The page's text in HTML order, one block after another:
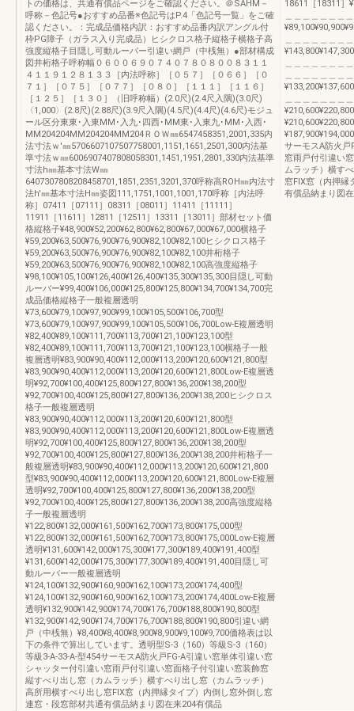
トの価格は、共通有償品ページをご確認ください。＠SAHM－
呼称－色記号●おすすめ品番※色記号はP.4「色記号一覧」をご確
認ください。：完成品価格内訳：おすすめ品番内訳アングル付
枠PG障子（ガラス入り完成品）ヒシクロス格子縦格子横格子高
強度縦格子目隠し可動ルーバー引違い網戸（中桟無）●部材構成
図井桁格子呼称幅０６００６９０７４０７８０８００８３１１
４１１９１２８１３３［内法呼称］［０５７］［０６６］［０
７１］［０７５］［０７７］［０８０］［１１１］［１１６］
［１２５］［１３０］（旧呼称幅）(2.0尺)(2.4尺入隅)(3.0尺)
〈1,000〉(2.8尺)(2.88尺)(3.9尺入隅)(4.5尺)(4.4尺)(4.6尺)モジュ
ール区分東東･入東MM･入九･四西･MM東･入東九･MM･入西･
MM204204MM204204MM204ＲＯＷ㎜6547458351,2001,335内
法寸法ｗ'㎜5706607107507758001,1151,1651,2501,300内法基
準寸法ｗ㎜6006907407808058301,1451,1951,2801,330内法基準
寸法h㎜基本寸法W㎜
6407307808208458701,1851,2351,3201,370呼称高ROH㎜内法寸
法h'㎜基本寸法H㎜姿図111,1751,1001,1001,170呼称［内法呼
称］07411［07111］08311［08011］11411［11111］
11911［11611］12811［12511］13311［13011］部材セット価
格縦格子¥48,900¥52,200¥62,800¥62,800¥67,000¥67,000横格子
¥59,200¥63,500¥76,900¥76,900¥82,100¥82,100ヒシクロス格子
¥59,200¥63,500¥76,900¥76,900¥82,100¥82,100井桁格子
¥59,200¥63,500¥76,900¥76,900¥82,100¥82,100高強度縦格子
¥98,100¥105,100¥126,400¥126,400¥135,300¥135,300目隠し可動
ルーバー¥99,400¥106,000¥125,800¥125,800¥134,700¥134,700完
成品価格縦格子一般複層透明
¥73,600¥79,100¥97,900¥99,100¥105,500¥106,700型
¥73,600¥79,100¥97,900¥99,100¥105,500¥106,700Low-E複層透明
¥82,400¥89,100¥111,700¥113,700¥121,100¥123,100型
¥82,400¥89,100¥111,700¥113,700¥121,100¥123,100横格子一般
複層透明¥83,900¥90,400¥112,000¥113,200¥120,600¥121,800型
¥83,900¥90,400¥112,000¥113,200¥120,600¥121,800Low-E複層透
明¥92,700¥100,400¥125,800¥127,800¥136,200¥138,200型
¥92,700¥100,400¥125,800¥127,800¥136,200¥138,200ヒシクロス
格子一般複層透明
¥83,900¥90,400¥112,000¥113,200¥120,600¥121,800型
¥83,900¥90,400¥112,000¥113,200¥120,600¥121,800Low-E複層透
明¥92,700¥100,400¥125,800¥127,800¥136,200¥138,200型
¥92,700¥100,400¥125,800¥127,800¥136,200¥138,200井桁格子一
般複層透明¥83,900¥90,400¥112,000¥113,200¥120,600¥121,800
型¥83,900¥90,400¥112,000¥113,200¥120,600¥121,800Low-E複層
透明¥92,700¥100,400¥125,800¥127,800¥136,200¥138,200型
¥92,700¥100,400¥125,800¥127,800¥136,200¥138,200高強度縦格
子一般複層透明
¥122,800¥132,000¥161,500¥162,700¥173,800¥175,000型
¥122,800¥132,000¥161,500¥162,700¥173,800¥175,000Low-E複層
透明¥131,600¥142,000¥175,300¥177,300¥189,400¥191,400型
¥131,600¥142,000¥175,300¥177,300¥189,400¥191,400目隠し可
動ルーバー一般複層透明
¥124,100¥132,900¥160,900¥162,100¥173,200¥174,400型
¥124,100¥132,900¥160,900¥162,100¥173,200¥174,400Low-E複層
透明¥132,900¥142,900¥174,700¥176,700¥188,800¥190,800型
¥132,900¥142,900¥174,700¥176,700¥188,800¥190,800引違い網
戸（中桟無）¥8,400¥8,400¥8,900¥8,900¥9,100¥9,700価格表は以
下の条件で算出しています。透明型S-3（160）等級S-3（160）
等級3-A-33-A-型454サーモスA防火戸FG-A引違い窓単体引違い窓
シャッター付引違い窓雨戸付引違い窓面格子付引違い窓装飾窓
縦すべり出し窓（カムラッチ）横すべり出し窓（カムラッチ）
高所用横すべり出し窓FIX窓（内押縁タイプ）内倒し窓外倒し窓
連窓・段窓部材共通有償品納まり図在来204有償品
18611［18311］
サーモスA防火戸
窓雨戸付引違い
ムラッチ）横す
窓FIX窓（内押縁
有償品納まり図